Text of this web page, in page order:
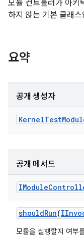
모듈 컨트롤러가 아키
하지 않는 기본 클래스
요약
공개 생성자
KernelTest
공개 메서드
IModule
shouldRun(
모듈을 실행할지 여부